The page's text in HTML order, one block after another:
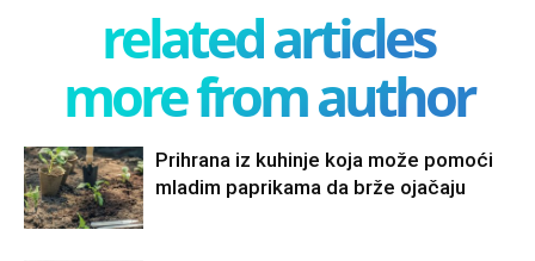
related articles
more from author
Prihrana iz kuhinje koja može pomoći
mladim paprikama da brže ojačaju